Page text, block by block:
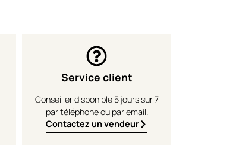
Service client
Conseiller disponible 5 jours sur 7
par téléphone ou par email.
Contactez un vendeur